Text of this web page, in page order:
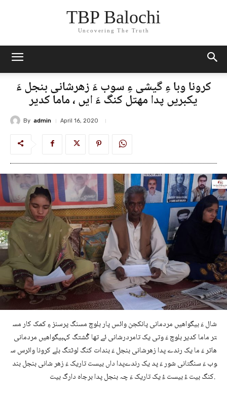
TBP Balochi
Uncovering The Truth
کرونا وبا ءِ گیشی ءِ سوب ءَ زھرشانی بنجل ءَ
یکبریں پدا مھتل کنگ ءَ ایں ، ماما کدیر
By admin April 16, 2020
شال ءَ بیگواھیں مردمانی پانکجن وائس پار بلوچ مسنگ پرسنز ءِ کمک کار مس
تر ماما کدیر بلوچ ءَ وتی یک تامردرشانی ئے تھا گُشتگ کہبیگواھیں مردمانی
ھاتر ءَ ما یک رندے پدا زھرشانی بنجل ءَ بندات کنگ لوٹتگ بلے کرونا وائرس س
وب ءَ سنگتانی شور ءَ پد یک رندےپدا داں بیست تاریک ءَ زھر شانی بنجل بند
کنگ بیت ءُ بیست ءُ یک تاریک ءَ چہ بنجل پدا برجاہ دارگ بیت.